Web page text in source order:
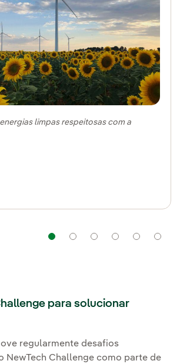
limpas respeitosas com a
NavegaçãoNavegaçãoNavegação
para solucionar
regularmente desafios
NewTech Challenge como parte de